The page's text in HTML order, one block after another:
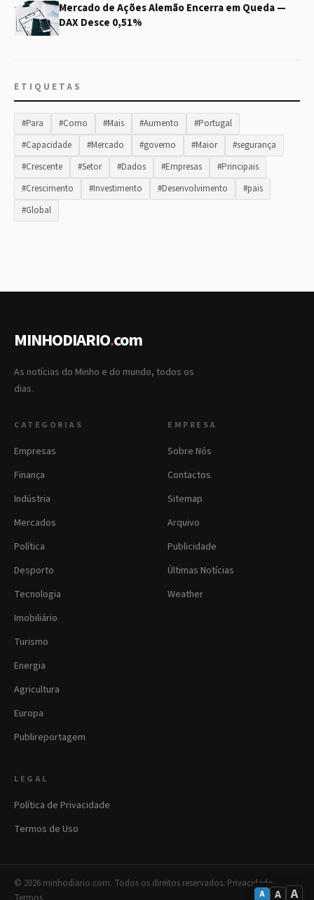
A A A
Mercado de Ações Alemão Encerra em Queda —
DAX Desce 0,51%
ETIQUETAS
#Para #Como #Mais #Aumento
#Portugal
#Capacidade
#Mercado #governo #Maior
#segurança
#Crescente
#Setor #Dados #Empresas
#Principais
#Crescimento
#Investimento #Desenvolvimento
#pais
#Global
MINHODIARIO.com
As notícias do Minho e do mundo, todos os
dias.
CATEGORIAS
Empresas
Finança
Indústria
Mercados
Política
Desporto
Tecnologia
Imobiliário
Turismo
Energia
Agricultura
Europa
Publireportagem
EMPRESA
Sobre Nós
Contactos
Sitemap
Arquivo
Publicidade
Últimas Notícias
Weather
LEGAL
Política de Privacidade
Termos de Uso
© 2026 minhodiario.com. Todos os direitos reservados.·Privacidade